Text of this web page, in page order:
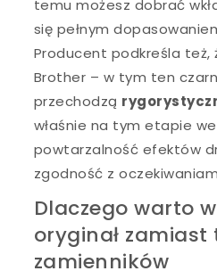
temu możesz dobrać
się pełnym
Producent podkreśla też,
Brother – w tym ten
przechodzą
właśnie na tym etapie
powtarzalność efektów
zgodność z
Dlaczego warto
oryginał zamiast
zamienników